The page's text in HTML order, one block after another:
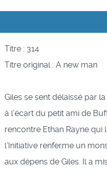
Titre : 314
Titre original : A new man
Giles se sent délaissé par
à l’écart du petit ami de
rencontre Ethan Rayne
l’Initiative renferme un
aux dépens de Giles. Il a